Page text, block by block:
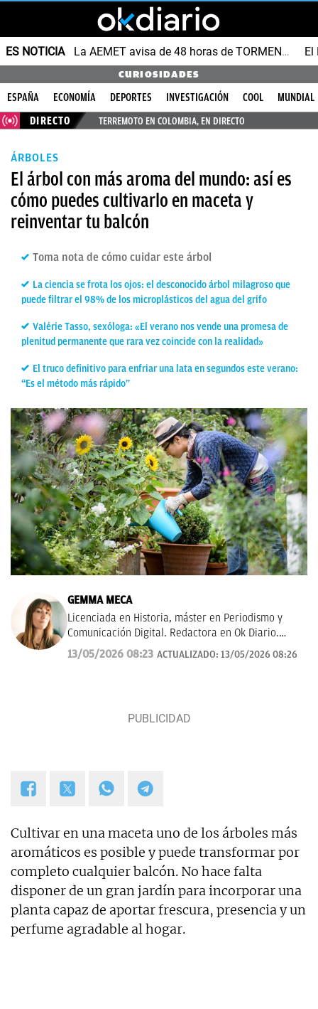
ES NOTICIA La AEMET avisa de 48 horas de TORMENTAS y GRANIZO
CURIOSIDADES
ESPAÑA ECONOMÍA DEPORTES INVESTIGACIÓN COOL
MUNDIAL
DIRECTO
TERREMOTO EN COLOMBIA, EN DIRECTO
ÁRBOLES
El árbol con más aroma del mundo: así es
cómo puedes cultivarlo en maceta y
reinventar tu balcón
Toma nota de cómo cuidar este árbol
La ciencia se frota los ojos: el desconocido árbol milagroso que
puede filtrar el 98% de los microplásticos del agua del grifo
Valérie Tasso, sexóloga: «El verano nos vende una promesa de
plenitud permanente que rara vez coincide con la realidad»
El truco definitivo para enfriar una lata en segundos este verano:
“Es el método más rápido”
GEMMA MECA
Licenciada en Historia, máster en Periodismo y
Comunicación Digital. Redactora en Ok Diario.
Cuento historias, soy amante de los astros, sigo a la
luna, los TT de Twitter y las tendencias en moda.
13/05/2026 08:23 ACTUALIZADO: 13/05/2026 08:26
Cultivar en una maceta uno de los árboles más
aromáticos es posible y puede transformar por
completo cualquier balcón. No hace falta
disponer de un gran jardín para incorporar una
planta capaz de aportar frescura, presencia y un
perfume agradable al hogar.